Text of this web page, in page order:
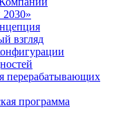
взгляд
перерабатывающих
программа